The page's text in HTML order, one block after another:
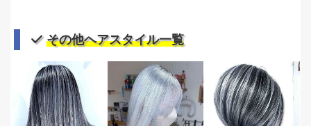
その他ヘアスタイル一覧